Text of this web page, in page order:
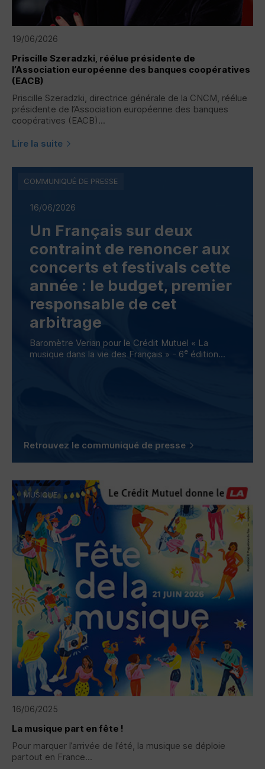
19/06/2026
Priscille Szeradzki, réélue présidente de
l’Association européenne des banques coopératives
(EACB)
Priscille Szeradzki, directrice générale de la CNCM , réélue
présidente de l’Association européenne des banques
coopératives (EACB)...
Lire la suite
16/06/2026
Un Français sur deux
contraint de renoncer aux
concerts et festivals cette
année : le budget, premier
responsable de cet
arbitrage
Baromètre Verian pour le Crédit Mutuel « La
musique dans la vie des Français » - 6e édition...
Retrouvez le communiqué de presse
COMMUNIQUÉ DE PRESSE
16/06/2025
La musique part en fête !
Pour marquer l’arrivée de l’été, la musique se déploie
partout en France...
MUSIQUE